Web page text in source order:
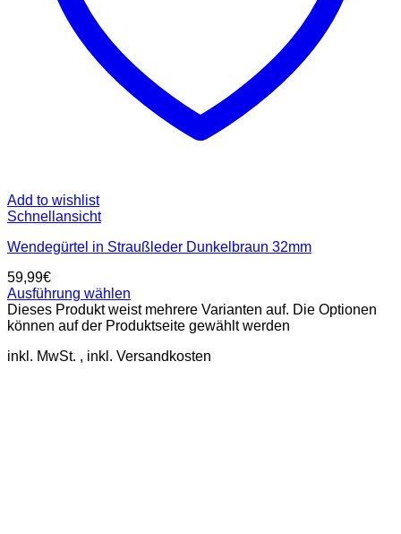
Add to wishlist
Schnellansicht
Wendegürtel in Straußleder Dunkelbraun 32mm
59,99€
Ausführung wählen
Dieses Produkt weist mehrere Varianten auf. Die Optionen
können auf der Produktseite gewählt werden
inkl. MwSt.